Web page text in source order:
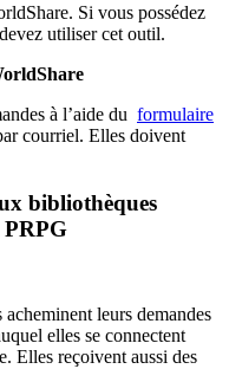
Si vous possédez
utiliser cet outil.
à l’aide du formulaire
courriel. Elles doivent
bibliothèques
leurs demandes
elles se connectent
Elles reçoivent aussi des